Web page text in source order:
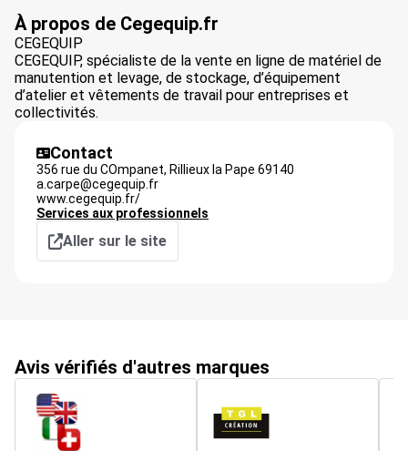
À propos de Cegequip.fr
CEGEQUIP
CEGEQUIP, spécialiste de la vente en ligne de matériel de
manutention et levage, de stockage, d’équipement
d’atelier et vêtements de travail pour entreprises et
collectivités.
Contact
356 rue du COmpanet, Rillieux la Pape 69140
a.carpe@cegequip.fr
www.cegequip.fr/
Services aux professionnels
Aller sur le site
Avis vérifiés d'autres marques